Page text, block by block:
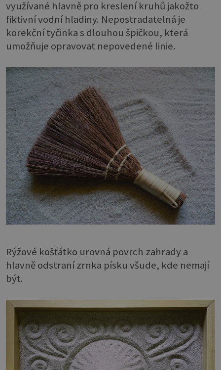
využívané hlavně pro kreslení kruhů jakožto
fiktivní vodní hladiny. Nepostradatelná je
korekční tyčinka s dlouhou špičkou, která
umožňuje opravovat nepovedené linie.
Rýžové košťátko urovná povrch zahrady a
hlavně odstraní zrnka písku všude, kde nemají
být.